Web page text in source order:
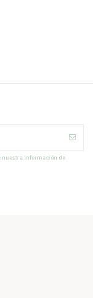
nuestra información de